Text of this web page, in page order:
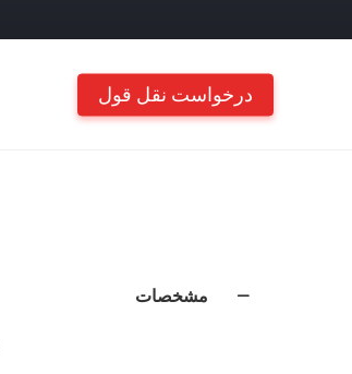
درخواست نقل قول
مشخصات